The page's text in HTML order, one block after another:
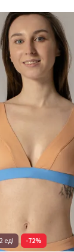
ед! -72%